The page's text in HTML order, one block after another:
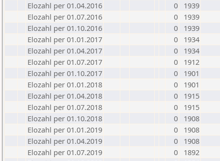
Elozahl per 01.04.2016
0
1939
Elozahl per 01.07.2016
0
1939
Elozahl per 01.10.2016
0
1939
Elozahl per 01.01.2017
0
1934
Elozahl per 01.04.2017
0
1934
Elozahl per 01.07.2017
0
1912
Elozahl per 01.10.2017
0
1901
Elozahl per 01.01.2018
0
1901
Elozahl per 01.04.2018
0
1915
Elozahl per 01.07.2018
0
1915
Elozahl per 01.10.2018
0
1908
Elozahl per 01.01.2019
0
1908
Elozahl per 01.04.2019
0
1908
Elozahl per 01.07.2019
0
1892